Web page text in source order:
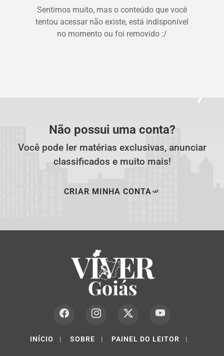
Sentimos muito, mas o conteúdo que você
tentou acessar não existe, está indisponível
no momento ou foi removido :/
Não possui uma conta?
Você pode ler matérias exclusivas, anunciar
classificados e muito mais!
CRIAR MINHA CONTA
INÍCIO | SOBRE | PAINEL DO LEITOR |